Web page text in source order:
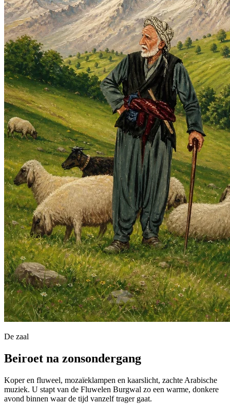
De zaal
Beiroet na zonsondergang
Koper en fluweel, mozaïeklampen en kaarslicht, zachte Arabische
muziek. U stapt van de Fluwelen Burgwal zo een warme, donkere
avond binnen waar de tijd vanzelf trager gaat.